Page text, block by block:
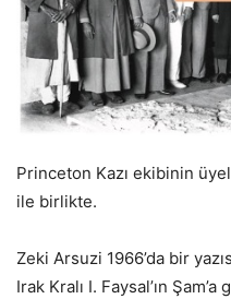
Princeton Kazı ekibinin
ile birlikte.
Zeki Arsuzi 1966’da bir
Irak Kralı I. Faysal’ın